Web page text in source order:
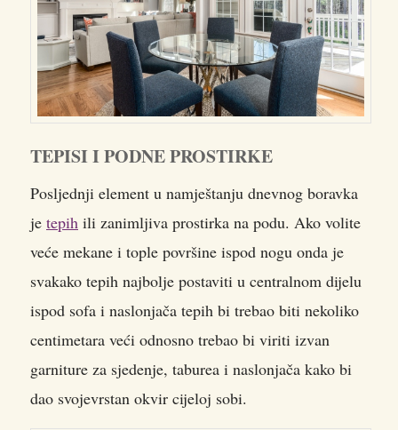
TEPISI I PODNE PROSTIRKE
Posljednji element u namještanju dnevnog boravka
je tepih ili zanimljiva prostirka na podu. Ako volite
veće mekane i tople površine ispod nogu onda je
svakako tepih najbolje postaviti u centralnom dijelu
ispod sofa i naslonjača tepih bi trebao biti nekoliko
centimetara veći odnosno trebao bi viriti izvan
garniture za sjedenje, taburea i naslonjača kako bi
dao svojevrstan okvir cijeloj sobi.